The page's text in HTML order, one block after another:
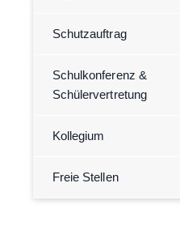
Schutzauftrag
Schulkonferenz &
Schülervertretung
Kollegium
Freie Stellen